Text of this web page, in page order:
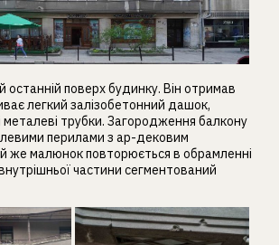
останній поверх будинку. Він отримав
легкий залізобетонний дашок,
металеві трубки. Загородження балкону
перилами з ар-дековим
же малюнок повторюється в обрамленні
частини сегментований